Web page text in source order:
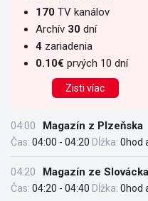
170 TV kanálov
Archív 30 dní
4 zariadenia
0.10€ prvých 10 dní
Zisti víac
04:00 Magazín z Plzeňska
Čas: 04:00 - 04:20 Dĺžka: 0hod
04:20 Magazín ze
Čas: 04:20 - 04:40 Dĺžka: 0hod